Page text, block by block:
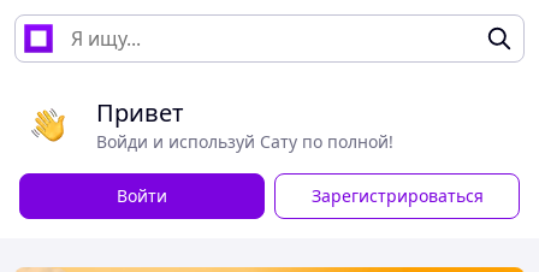
Привет
Войди и используй Сату по полной!
Войти Зарегистрироваться